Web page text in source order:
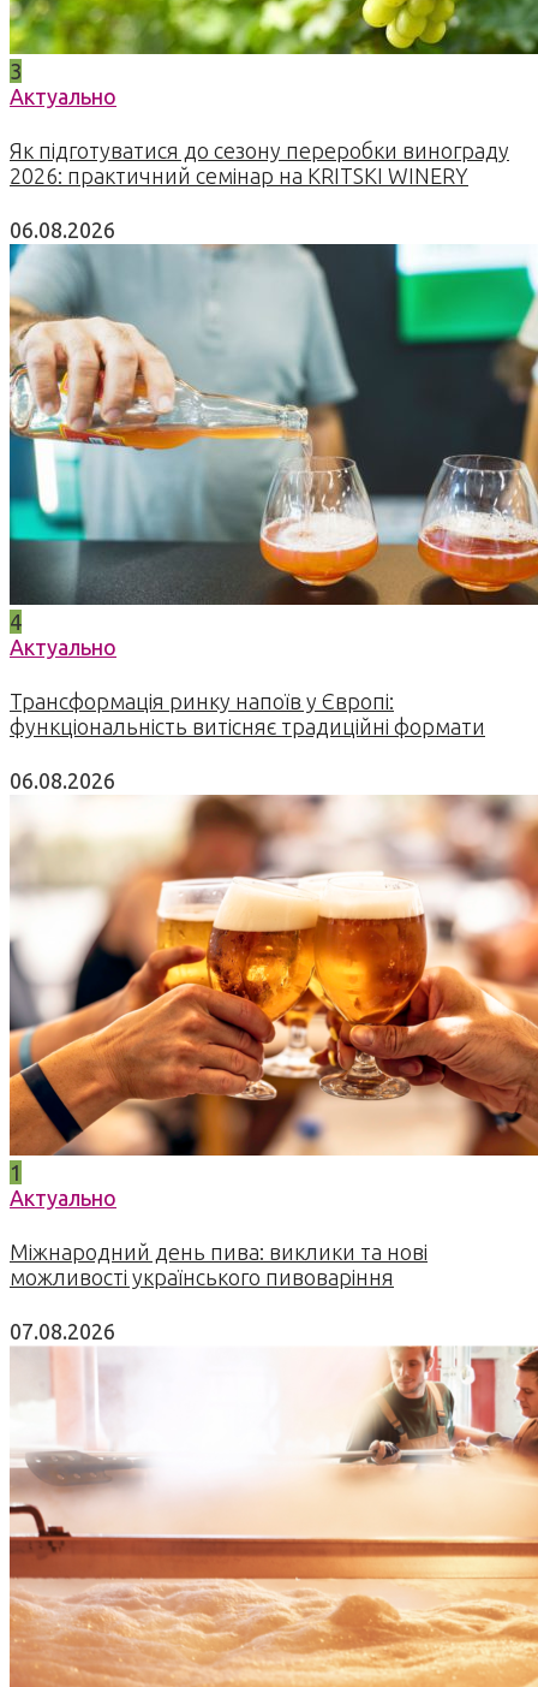
3
Актуально
Як підготуватися до сезону переробки винограду
2026: практичний семінар на KRITSKI WINERY
06.08.2026
4
Актуально
Трансформація ринку напоїв у Європі:
функціональність витісняє традиційні формати
06.08.2026
1
Актуально
Міжнародний день пива: виклики та нові
можливості українського пивоваріння
07.08.2026